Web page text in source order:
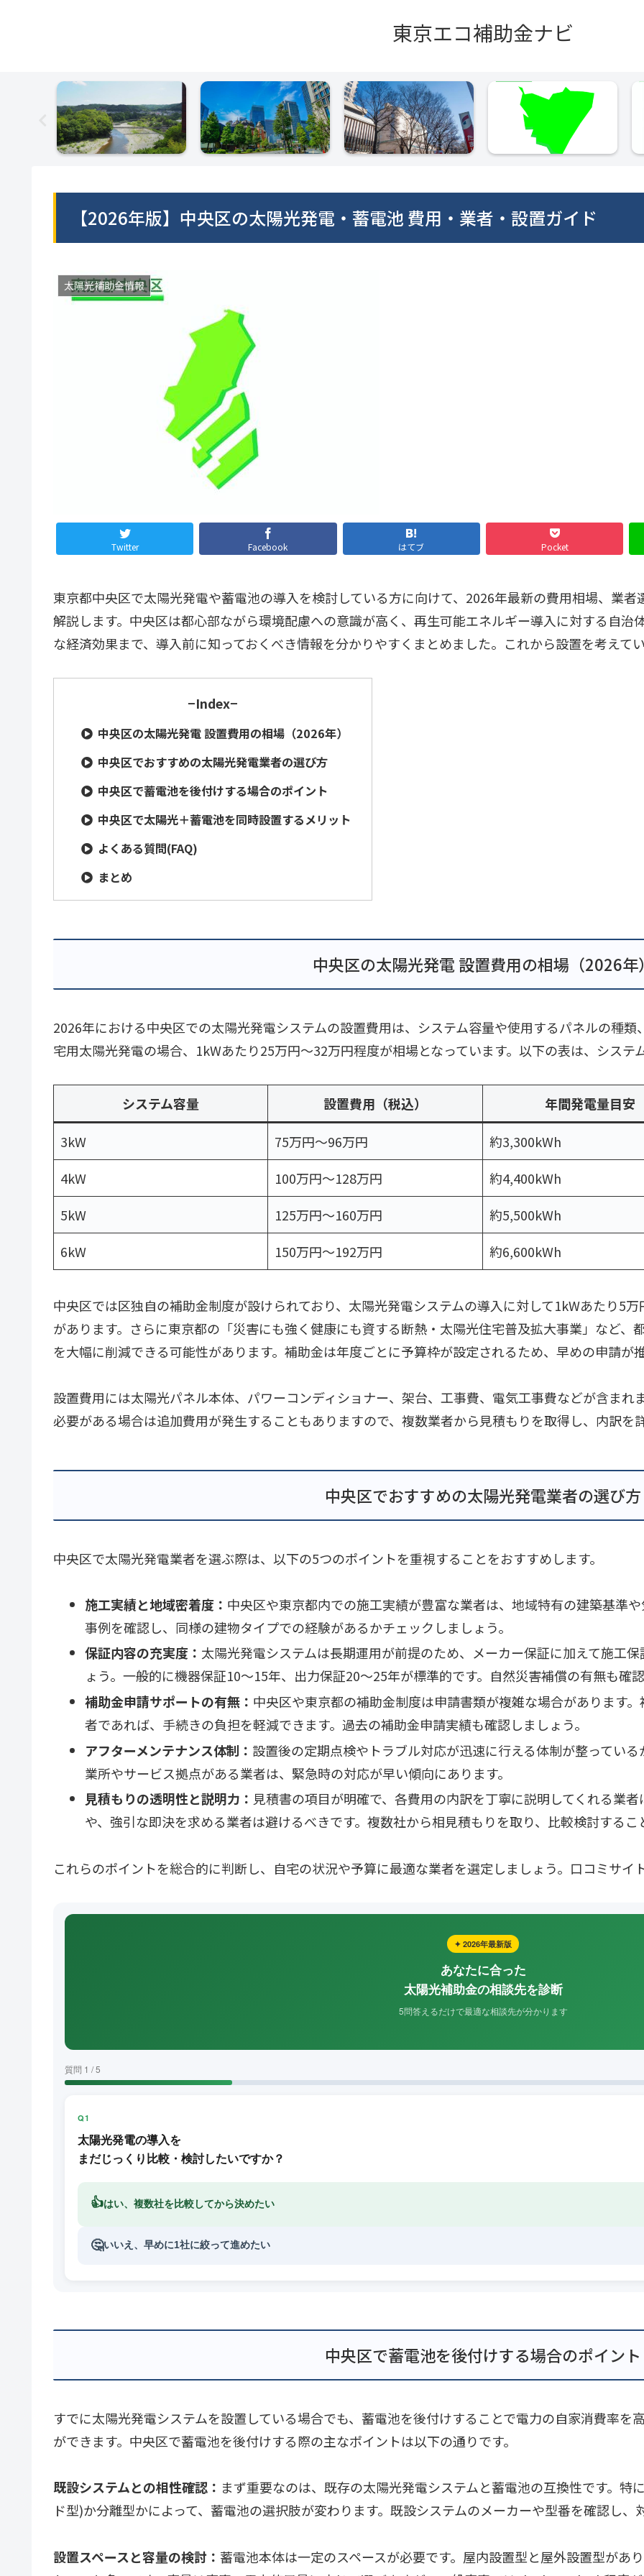
東京エコ補助金ナビ
【2026年版】中央区の太陽光発電・蓄電池 費用・業者・設置ガイド
太陽光補助金情報
Twitter Facebook はてブ Pocket
東京都中央区で太陽光発電や蓄電池の導入を検討している方に向けて、2026年最新の費用相場、業
解説します。中央区は都心部ながら環境配慮への意識が高く、再生可能エネルギー導入に対する自治
な経済効果まで、導入前に知っておくべき情報を分かりやすくまとめました。これから設置を考えて
−Index−
中央区の太陽光発電 設置費用の相場（2026年）
中央区でおすすめの太陽光発電業者の選び方
中央区で蓄電池を後付けする場合のポイント
中央区で太陽光＋蓄電池を同時設置するメリット
よくある質問(FAQ)
まとめ
中央区の太陽光発電 設置費用の相場（2026年
2026年における中央区での太陽光発電システムの設置費用は、システム容量や使用するパネルの種
宅用太陽光発電の場合、1kWあたり25万円〜32万円程度が相場となっています。以下の表は、システ
システム容量 設置費用（税込） 年間発電量目安
3kW 75万円〜96万円
約3,300kWh
4kW
100万円〜128万円
約4,400kWh
5kW
125万円〜160万円
約5,500kWh
6kW
150万円〜192万円 約6,600kWh
中央区では区独自の補助金制度が設けられており、太陽光発電システムの導入に対して1kWあたり5
があります。さらに東京都の「災害にも強く健康にも資する断熱・太陽光住宅普及拡大事業」など、
を大幅に削減できる可能性があります。補助金は年度ごとに予算枠が設定されるため、早めの申請が
設置費用には太陽光パネル本体、パワーコンディショナー、架台、工事費、電気工事費などが含まれ
必要がある場合は追加費用が発生することもありますので、複数業者から見積もりを取得し、内訳を
中央区でおすすめの太陽光発電業者の選び方
中央区で太陽光発電業者を選ぶ際は、以下の5つのポイントを重視することをおすすめします。
施工実績と地域密着度： 中央区や東京都内での施工実績が豊富な業者は、地域特有の建築基準
事例を確認し、同様の建物タイプでの経験があるかチェックしましょう。
保証内容の充実度： 太陽光発電システムは長期運用が前提のため、メーカー保証に加えて施工
ょう。一般的に機器保証10〜15年、出力保証20〜25年が標準的です。自然災害補償の有無も確
補助金申請サポートの有無： 中央区や東京都の補助金制度は申請書類が複雑な場合があります
者であれば、手続きの負担を軽減できます。過去の補助金申請実績も確認しましょう。
アフターメンテナンス体制： 設置後の定期点検やトラブル対応が迅速に行える体制が整ってい
業所やサービス拠点がある業者は、緊急時の対応が早い傾向にあります。
見積もりの透明性と説明力： 見積書の項目が明確で、各費用の内訳を丁寧に説明してくれる業
や、強引な即決を求める業者は避けるべきです。複数社から相見積もりを取り、比較検討するこ
これらのポイントを総合的に判断し、自宅の状況や予算に最適な業者を選定しましょう。口コミサ
✦ 2026年最新版
あなたに合った
太陽光補助金の相談先を診断
5問答えるだけで最適な相談先が分かります
質問 1 / 5
Q1
太陽光発電の導入を
まだじっくり比較・検討したいですか？
👍はい、複数社を比較してから決めたい
🤔いいえ、早めに1社に絞って進めたい
中央区で蓄電池を後付けする場合のポイント
すでに太陽光発電システムを設置している場合でも、蓄電池を後付けすることで電力の自家消費率を
ができます。中央区で蓄電池を後付けする際の主なポイントは以下の通りです。
既設システムとの相性確認： まず重要なのは、既存の太陽光発電システムと蓄電池の互換性です。
ド型)か分離型かによって、蓄電池の選択肢が変わります。既設システムのメーカーや型番を確認し
設置スペースと容量の検討： 蓄電池本体は一定のスペースが必要です。屋内設置型と屋外設置型があ